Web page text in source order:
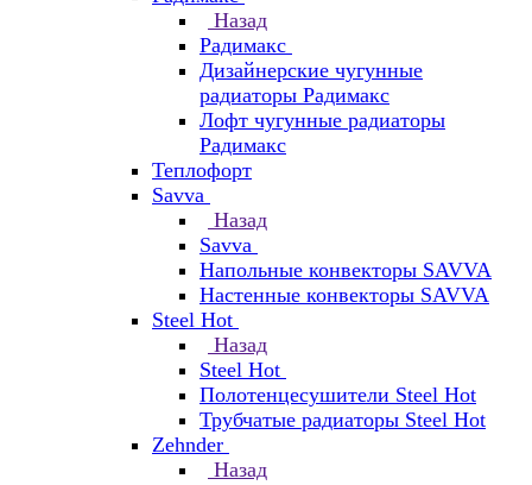
Назад
Радимакс
Дизайнерские чугунные
радиаторы Радимакс
Лофт чугунные радиаторы
Радимакс
Теплофорт
Savva
Назад
Savva
Напольные конвекторы SAVVA
Настенные конвекторы SAVVA
Steel Hot
Назад
Steel Hot
Полотенцесушители Steel Hot
Трубчатые радиаторы Steel Hot
Zehnder
Назад